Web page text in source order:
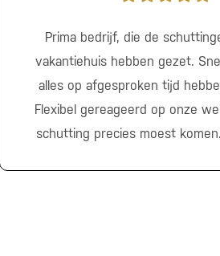
Prima bedrijf, die de
vakantiehuis hebben gezet.
alles op afgesproken tijd
Flexibel gereageerd op onze
schutting precies moest